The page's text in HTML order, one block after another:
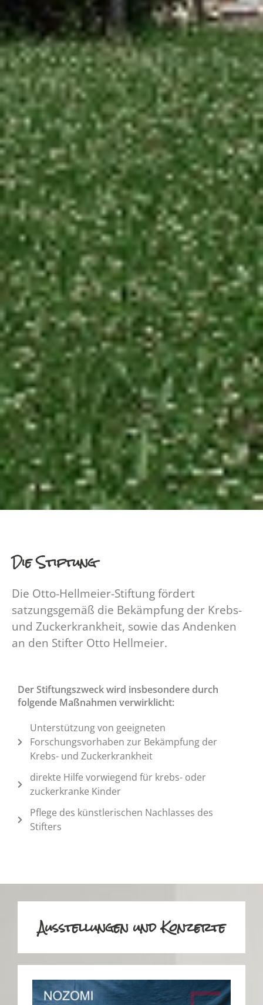
Die Stiftung
Die Otto-Hellmeier-Stiftung fördert
satzungsgemäß die Bekämpfung der Krebs-
und Zuckerkrankheit, sowie das Andenken
an den Stifter Otto Hellmeier.
Der Stiftungszweck wird insbesondere durch
folgende Maßnahmen verwirklicht:
Unterstützung von geeigneten
Forschungsvorhaben zur Bekämpfung der
Krebs- und Zuckerkrankheit
direkte Hilfe vorwiegend für krebs- oder
zuckerkranke Kinder
Pflege des künstlerischen Nachlasses des
Stifters
Ausstellungen und Konzerte